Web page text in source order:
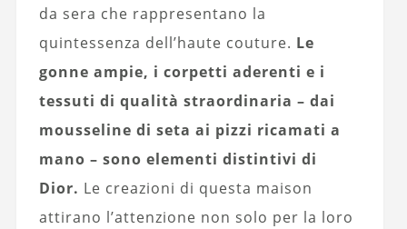
da sera che rappresentano la
quintessenza dell’haute couture. Le
gonne ampie, i corpetti aderenti e i
tessuti di qualità straordinaria – dai
mousseline di seta ai pizzi ricamati a
mano – sono elementi distintivi di
Dior. Le creazioni di questa maison
attirano l’attenzione non solo per la loro